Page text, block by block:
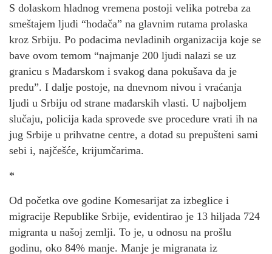
S dolaskom hladnog vremena postoji velika potreba za
smeštajem ljudi “hodača” na glavnim rutama prolaska
kroz Srbiju. Po podacima nevladinih organizacija koje se
bave ovom temom “najmanje 200 ljudi nalazi se uz
granicu s Mađarskom i svakog dana pokušava da je
pređu”. I dalje postoje, na dnevnom nivou i vraćanja
ljudi u Srbiju od strane mađarskih vlasti. U najboljem
slučaju, policija kada sprovede sve procedure vrati ih na
jug Srbije u prihvatne centre, a dotad su prepušteni sami
sebi i, najčešće, krijumčarima.
*
Od početka ove godine Komesarijat za izbeglice i
migracije Republike Srbije, evidentirao je 13 hiljada 724
migranta u našoj zemlji. To je, u odnosu na prošlu
godinu, oko 84% manje. Manje je migranata iz